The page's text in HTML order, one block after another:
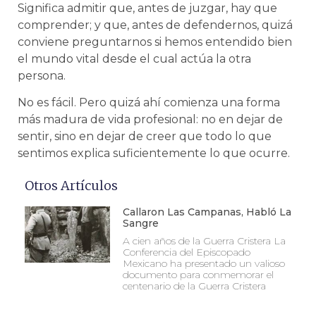
Significa admitir que, antes de juzgar, hay que
comprender; y que, antes de defendernos, quizá
conviene preguntarnos si hemos entendido bien
el mundo vital desde el cual actúa la otra
persona.
No es fácil. Pero quizá ahí comienza una forma
más madura de vida profesional: no en dejar de
sentir, sino en dejar de creer que todo lo que
sentimos explica suficientemente lo que ocurre.
Otros Artículos
Callaron Las Campanas, Habló La
Sangre
A cien años de la Guerra Cristera La
Conferencia del Episcopado
Mexicano ha presentado un valioso
documento para conmemorar el
centenario de la Guerra Cristera